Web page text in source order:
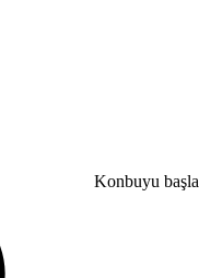
Konbuyu